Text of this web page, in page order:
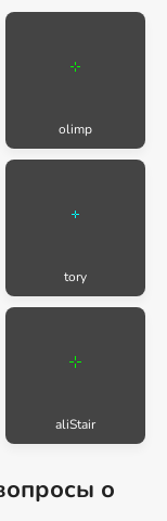
olimp
tory
aliStair
о